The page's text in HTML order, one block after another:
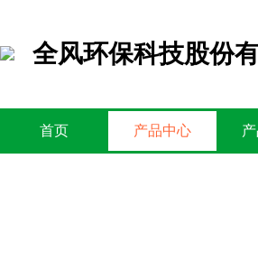
全风环保科技股份
首页 产品中心